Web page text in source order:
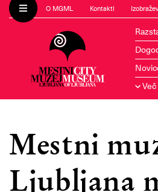
O MGML Kontakti
Več
Mestni
Ljubljana